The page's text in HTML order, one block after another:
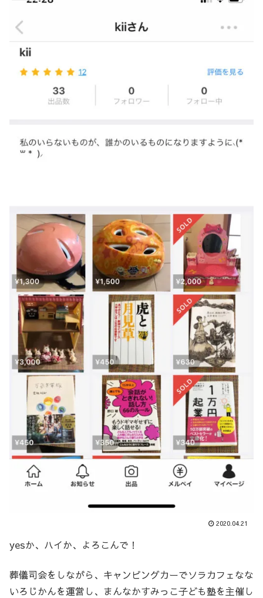
2020.04.21
yesか、ハイか、よろこんで！
葬儀司会をしながら、キャンピングカーでソラカフェなな
いろじかんを運営し、まんなかすみっこ子ども塾を主催し